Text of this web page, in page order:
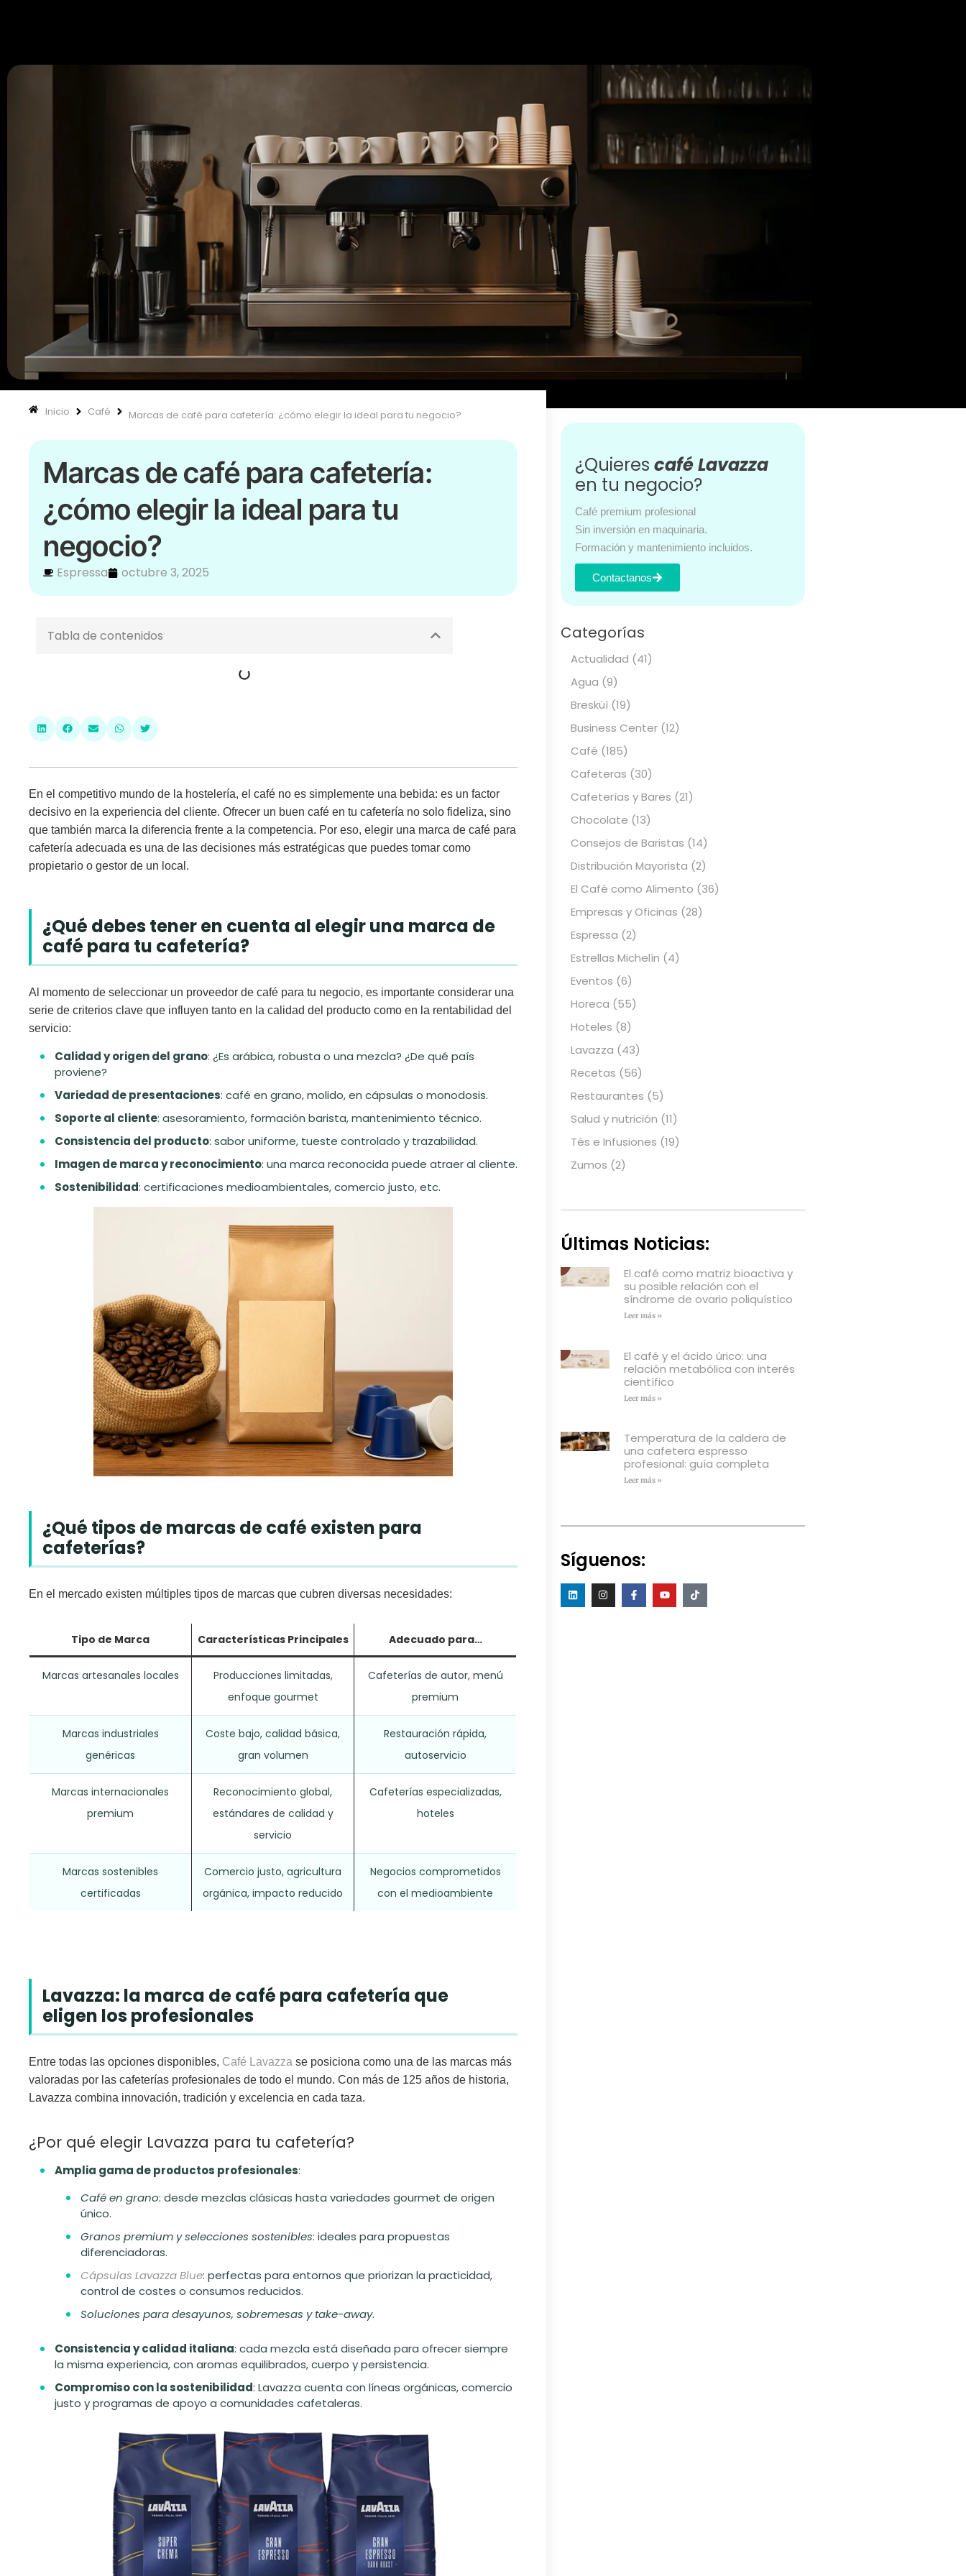
Inicio Café Marcas de café para cafetería: ¿cómo elegir la ideal para tu negocio?
Marcas de café para cafetería:
¿cómo elegir la ideal para tu
negocio?
Espressa octubre 3, 2025
Tabla de contenidos
En el competitivo mundo de la hostelería, el café no es simplemente una bebida: es un factor
decisivo en la experiencia del cliente. Ofrecer un buen café en tu cafetería no solo fideliza, sino
que también marca la diferencia frente a la competencia. Por eso, elegir una marca de café para
cafetería adecuada es una de las decisiones más estratégicas que puedes tomar como
propietario o gestor de un local.
¿Qué debes tener en cuenta al elegir una marca de
café para tu cafetería?
Al momento de seleccionar un proveedor de café para tu negocio, es importante considerar una
serie de criterios clave que influyen tanto en la calidad del producto como en la rentabilidad del
servicio:
Calidad y origen del grano: ¿Es arábica, robusta o una mezcla? ¿De qué país
proviene?
Variedad de presentaciones: café en grano, molido, en cápsulas o monodosis.
Soporte al cliente: asesoramiento, formación barista, mantenimiento técnico.
Consistencia del producto: sabor uniforme, tueste controlado y trazabilidad.
Imagen de marca y reconocimiento: una marca reconocida puede atraer al cliente.
Sostenibilidad: certificaciones medioambientales, comercio justo, etc.
¿Qué tipos de marcas de café existen para
cafeterías?
En el mercado existen múltiples tipos de marcas que cubren diversas necesidades:
Tipo de Marca Características Principales Adecuado para…
Marcas artesanales locales
Producciones limitadas,
enfoque gourmet
Cafeterías de autor, menú
premium
Marcas industriales
genéricas
Coste bajo, calidad básica,
gran volumen
Restauración rápida,
autoservicio
Marcas internacionales
premium
Reconocimiento global,
estándares de calidad y
servicio
Cafeterías especializadas,
hoteles
Marcas sostenibles
certificadas
Comercio justo, agricultura
orgánica, impacto reducido
Negocios comprometidos
con el medioambiente
Lavazza: la marca de café para cafetería que
eligen los profesionales
Entre todas las opciones disponibles, Café Lavazza se posiciona como una de las marcas más
valoradas por las cafeterías profesionales de todo el mundo. Con más de 125 años de historia,
Lavazza combina innovación, tradición y excelencia en cada taza.
¿Por qué elegir Lavazza para tu cafetería?
Amplia gama de productos profesionales:
Café en grano: desde mezclas clásicas hasta variedades gourmet de origen
único.
Granos premium y selecciones sostenibles: ideales para propuestas
diferenciadoras.
Cápsulas Lavazza Blue: perfectas para entornos que priorizan la practicidad,
control de costes o consumos reducidos.
Soluciones para desayunos, sobremesas y take-away.
Consistencia y calidad italiana: cada mezcla está diseñada para ofrecer siempre
la misma experiencia, con aromas equilibrados, cuerpo y persistencia.
Compromiso con la sostenibilidad: Lavazza cuenta con líneas orgánicas, comercio
justo y programas de apoyo a comunidades cafetaleras.
¿Quieres café Lavazza
en tu negocio?
Café premium profesional
Sin inversión en maquinaria.
Formación y mantenimiento incluidos.
Contactanos
Categorías
Actualidad (41)
Agua (9)
Bresküì(19)
Business Center(12)
Café (185)
Cafeteras (30)
Cafeterías y Bares (21)
Chocolate (13)
Consejos de Baristas (14)
Distribución Mayorista (2)
El Café como Alimento (36)
Empresas y Oficinas (28)
Espressa (2)
Estrellas Michelín (4)
Eventos (6)
Horeca (55)
Hoteles (8)
Lavazza (43)
Recetas (56)
Restaurantes (5)
Salud y nutrición (11)
Tés e Infusiones (19)
Zumos (2)
Últimas Noticias:
El café como matriz bioactiva y
su posible relación con el
síndrome de ovario poliquístico
Leer más »
El café y el ácido úrico: una
relación metabólica con interés
científico
Leer más »
Temperatura de la caldera de
una cafetera espresso
profesional: guía completa
Leer más »
Síguenos: